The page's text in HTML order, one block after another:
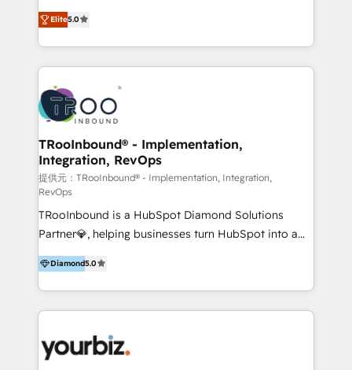
tomar decisiones basadas en datos. 🌎 Highlights:
5+ años como partner HubSpot 100+
LATAM 2025 🏆 Impulsamos crecimiento con CRM +
IA en múltiples industrias. 👉 ¿Listo para transformar
procesos comerciales de las empresas en
Latinoamérica, con un enfoque en Marketing, Ventas
y Servicio al Cliente. Somos un equipo de trabajo
multidisciplinario de alto rendimiento, con
conocimiento y experiencia enfocado en: 1.
Optimizar la eficiencia operativa de nuestros
clientes 2. Mejorar la experiencia del cliente 3.
Asegurar resultados medibles Nos especializamos
en bancos, seguros, e-commerce, Desarrolladores
Inmobiliarios y Empresas Distribuidoras de
Productos
Elite5.0
TRooInbound® - Implementation,
Integration, RevOps
提供元：TRooInbound® - Implementation, Integration,
RevOps
TRooInbound is a HubSpot Diamond Solutions
Partner💎, helping businesses turn HubSpot into a
scalable growth engine. We work with startups, mid-
market, and enterprise teams to maximize
HubSpot’s full potential through: 💎HubSpot Audits,
Management & Optimization 💎RevOps-powered
Brand Development, Growth Strategy, AI SEO &
Diamond5.0